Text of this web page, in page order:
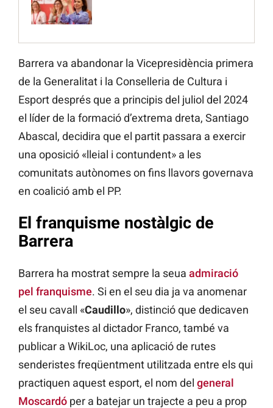
Barrera va abandonar la Vicepresidència primera
de la Generalitat i la Conselleria de Cultura i
Esport després que a principis del juliol del 2024
el líder de la formació d’extrema dreta, Santiago
Abascal, decidira que el partit passara a exercir
una oposició «lleial i contundent» a les
comunitats autònomes on fins llavors governava
en coalició amb el PP.
El franquisme nostàlgic de
Barrera
Barrera ha mostrat sempre la seua admiració
pel franquisme. Si en el seu dia ja va anomenar
el seu cavall «Caudillo», distinció que dedicaven
els franquistes al dictador Franco, també va
publicar a WikiLoc, una aplicació de rutes
senderistes freqüentment utilitzada entre els qui
practiquen aquest esport, el nom del general
Moscardó per a batejar un trajecte a peu a prop